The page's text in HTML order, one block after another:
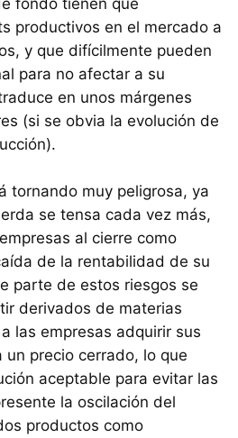
productivos en el mercado a
y que difícilmente pueden
para no afectar a su
en unos márgenes
(si se obvia la evolución de
tornando muy peligrosa, ya
se tensa cada vez más,
al cierre como
de la rentabilidad de su
parte de estos riesgos se
derivados de materias
las empresas adquirir sus
un precio cerrado, lo que
aceptable para evitar las
la oscilación del
productos como